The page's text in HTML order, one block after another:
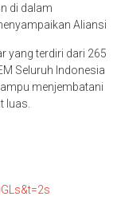
di dalam
Aliansi
yang terdiri dari 265
Seluruh Indonesia
menjembatani
luas.